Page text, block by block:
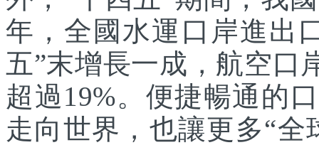
年，全國水運口岸進出
五”末增長一成，航空口
超過19%。便捷暢通的
走向世界，也讓更多“